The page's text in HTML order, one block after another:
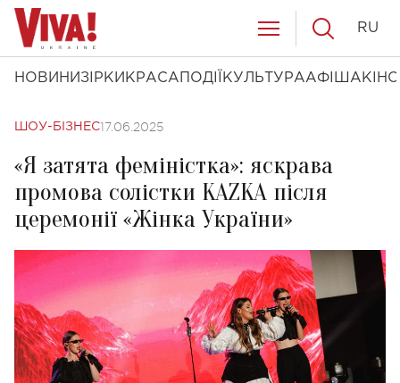
НОВИНИ ЗІРКИ КРАСА ПОДІЇ КУЛЬТУРААФІША КІНО
RU
ШОУ-БІЗНЕС17.06.2025
«Я затята феміністка»: яскрава
промова солістки KAZKA після
церемонії «Жінка України»